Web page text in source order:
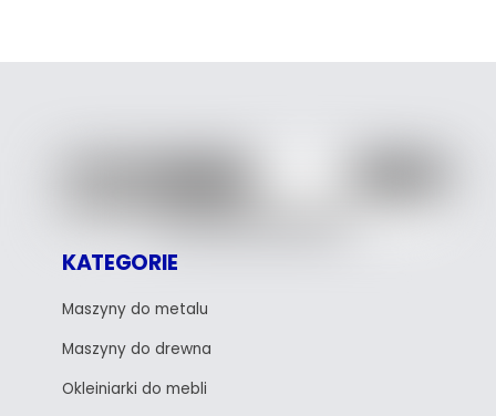
KATEGORIE
Maszyny do metalu
Maszyny do drewna
Okleiniarki do mebli